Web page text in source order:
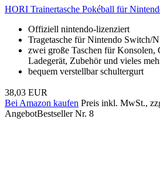
HORI Trainertasche Pokéball für
Offiziell nintendo-lizenziert
Tragetasche für Nintendo Switch/
zwei große Taschen für Konsolen,
Ladegerät, Zubehör und vieles
bequem verstellbar schultergurt
38,03 EUR
Bei Amazon kaufen Preis inkl. MwSt.,
AngebotBestseller Nr. 8